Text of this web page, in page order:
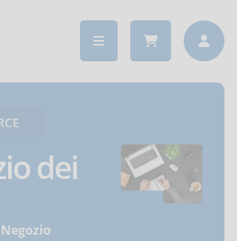
dei
Negozio